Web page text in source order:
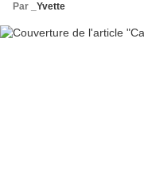
Par
_Yvette